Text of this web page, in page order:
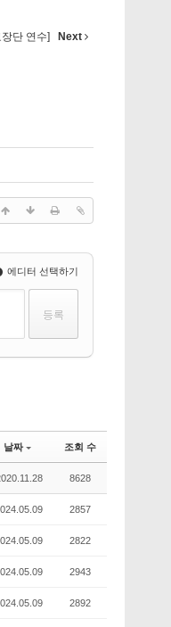
단 연수] Next
에디터 선택하기
날짜 조회 수
8628
2857
2822
2943
2892